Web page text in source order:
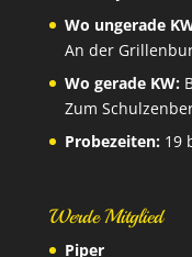
Wo ungerade
An der
Wo gerade KW:
Zum
Probezeiten:19
Werde Mitglied
Piper